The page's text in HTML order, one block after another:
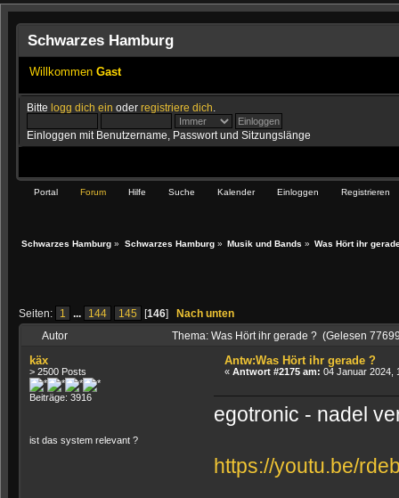
Schwarzes Hamburg
Willkommen Gast
Bittelogg dich ein oderregistriere dich
Einloggen mit Benutzername, Passwort und Sitzungslänge
Portal Forum Hilfe Suche Kalender Einloggen Registrieren
Schwarzes Hamburg » Schwarzes Hamburg» Musik und Bands » Was Hört ihr
Seiten: 1 ... 144 145 [146] Nach unten
Autor Thema: Was Hört ihr gerade ? (Gelesen
käx
> 2500 Posts
Beiträge: 3916
ist das system relevant ?
Antw:Was Hört ihr gerade ?
«Antwort #2175 am: 04 Januar 2024,
egotronic - nadel
https://youtu.be/